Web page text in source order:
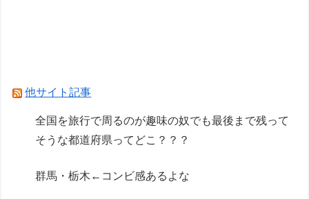
他サイト記事
全国を旅行で周るのが趣味の奴でも最後まで残って
そうな都道府県ってどこ？？？
群馬・栃木←コンビ感あるよな